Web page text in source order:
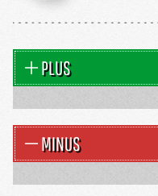
PLUS
MINUS